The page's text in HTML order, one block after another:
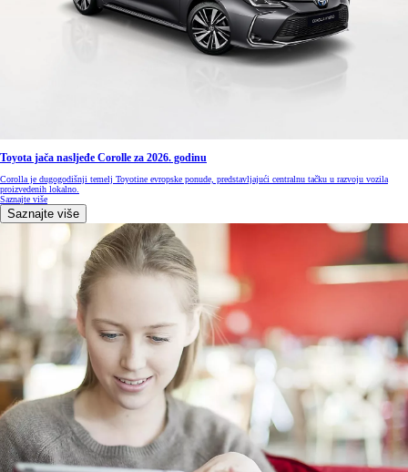
Toyota jača nasljeđe Corolle za 2026. godinu
Corolla je dugogodišnji temelj Toyotine evropske ponude, predstavljajući centralnu tačku u razvoju vozila
proizvedenih lokalno.
Saznajte više
Saznajte više